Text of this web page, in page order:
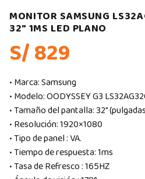
MONITOR SAMSUNG
32″ 1MS LED PLANO
S/ 829
• Marca: Samsung
• Modelo: OODYSSEY G3
• Tamaño del pantalla: 32″
• Resolución: 1920×1080
• Tipo de panel : VA.
• Tiempo de respuesta: 1ms
• Tasa de Refresco : 165HZ